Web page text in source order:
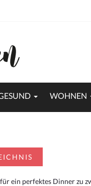
WOHNEN
ein perfektes Dinner zu